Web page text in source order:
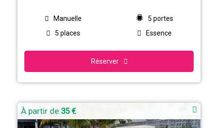
Manuelle
5 portes
5 places
Essence
Réserver
À partir de 35 €